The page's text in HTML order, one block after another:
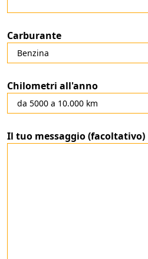
Carburante
Chilometri all'anno
Il tuo messaggio (facoltativo)